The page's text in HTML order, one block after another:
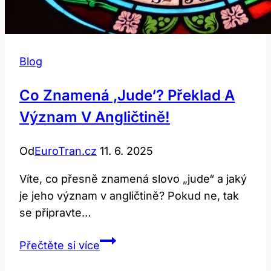
Blog
Co Znamená ‚jude‘? Překlad A
Význam V Angličtině!
OdEuroTran.cz 11. 6. 2025
Víte, co přesně znamená slovo „jude“ a jaký
je jeho význam v angličtině? Pokud ne, tak
se připravte…
Přečtěte si víceCo